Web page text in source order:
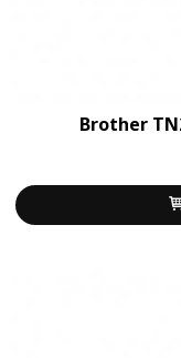
Brother